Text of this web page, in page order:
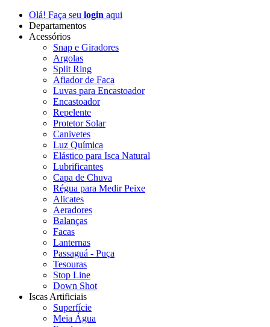
Olá! Faça seu login aqui
Departamentos
Acessórios
Snap e Giradores
Argolas
Split Ring
Afiador de Faca
Luvas para Encastoador
Encastoador
Repelente
Protetor Solar
Canivetes
Luz Química
Elástico para Isca Natural
Lubrificantes
Capa de Chuva
Régua para Medir Peixe
Alicates
Aeradores
Balanças
Facas
Lanternas
Passaguá - Puça
Tesouras
Stop Line
Down Shot
Iscas Artificiais
Superfície
Meia Água